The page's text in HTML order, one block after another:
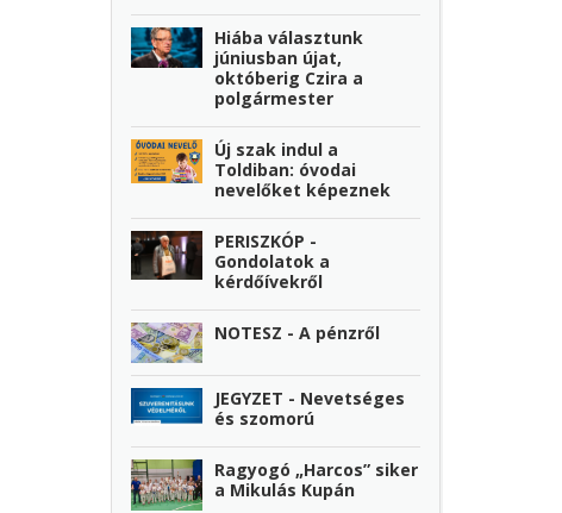
Hiába választunk
júniusban újat,
októberig Czira a
polgármester
Új szak indul a
Toldiban: óvodai
nevelőket képeznek
PERISZKÓP -
Gondolatok a
kérdőívekről
NOTESZ - A pénzről
JEGYZET - Nevetséges
és szomorú
Ragyogó „Harcos” siker
a Mikulás Kupán